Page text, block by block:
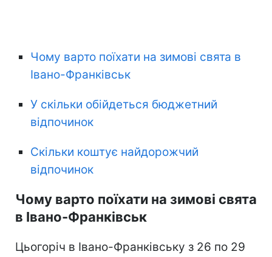
Чому варто поїхати на зимові свята в
Івано-Франківськ
У скільки обійдеться бюджетний
відпочинок
Скільки коштує найдорожчий
відпочинок
Чому варто поїхати на зимові свята
в Івано-Франківськ
Цьогоріч в Івано-Франківську з 26 по 29